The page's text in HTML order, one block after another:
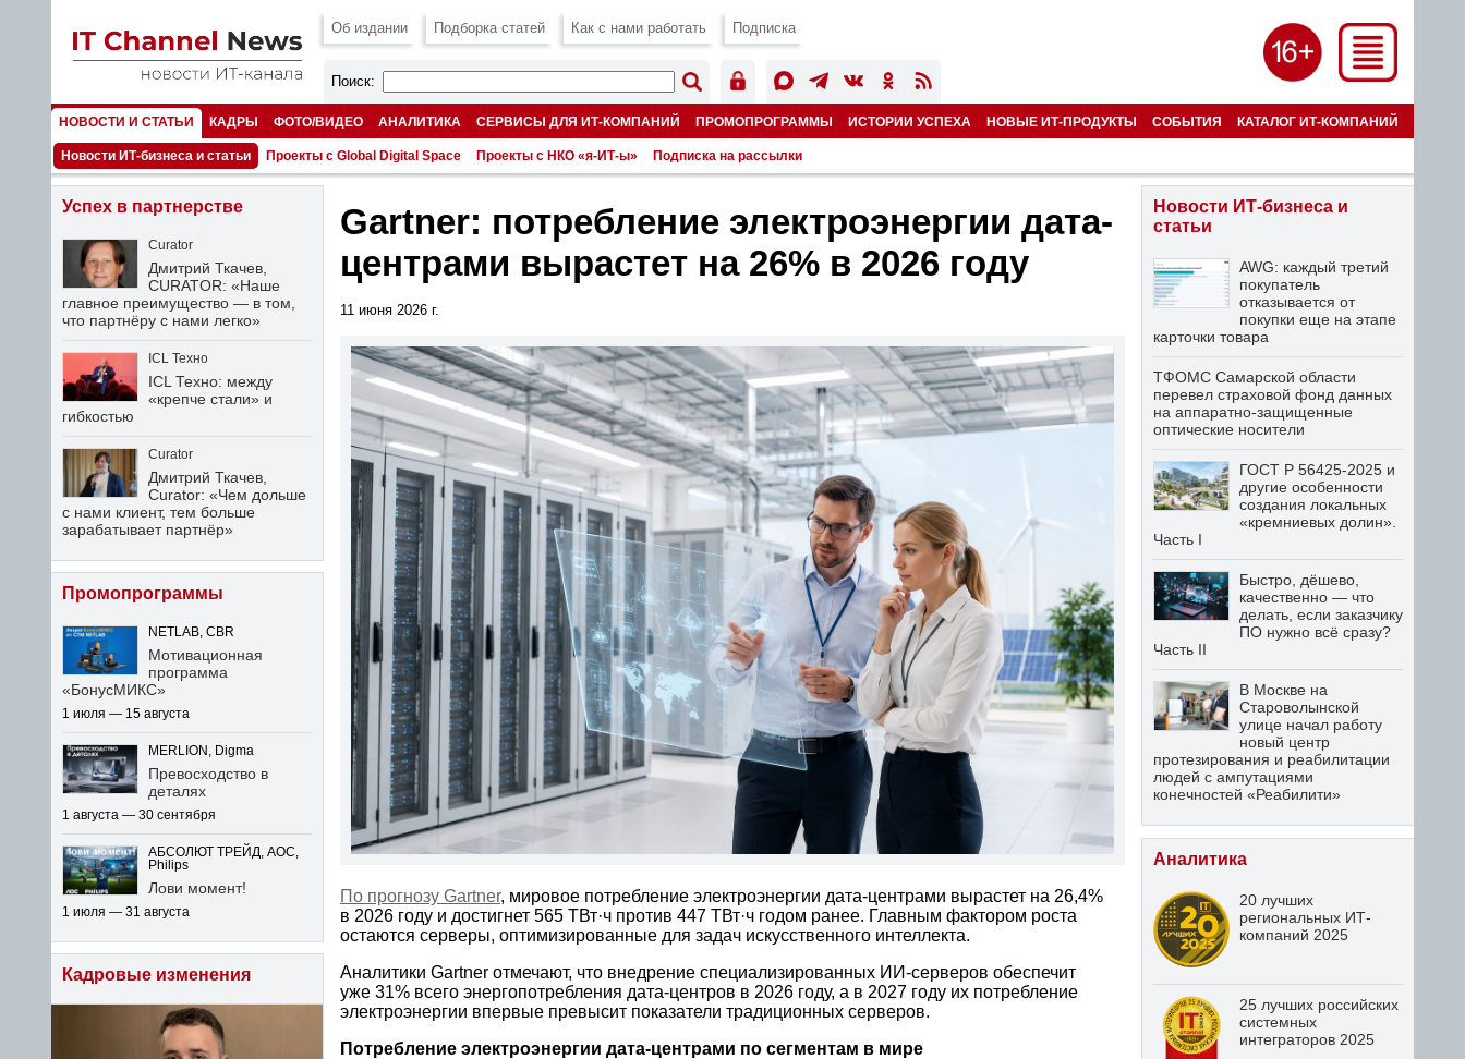
Об издании Подборка статей Как с нами работать Подписка
Поиск:
НОВОСТИ И СТАТЬИ КАДРЫ ФОТО/ВИДЕО АНАЛИТИКА СЕРВИСЫ ДЛЯ ИТ-КОМПАНИЙ ПРОМОПРОГРАММЫ ИСТОРИИ УСПЕХА НОВЫЕ ИТ-ПРОДУКТЫ СОБЫТИЯ КАТАЛОГ ИТ-КОМПАНИЙ
НОМЕРА
Новости ИТ-бизнеса и статьи Проекты с Global Digital Space Проекты с НКО «я-ИТ-ы» Подписка на рассылки
Gartner: потребление электроэнергии дата-
центрами вырастет на 26% в 2026 году
11 июня 2026 г.
По прогнозу Gartner, мировое потребление электроэнергии дата-центрами вырастет на 26,4%
в 2026 году и достигнет 565 ТВт·ч против 447 ТВт·ч годом ранее. Главным фактором роста
остаются серверы, оптимизированные для задач искусственного интеллекта.
Аналитики Gartner отмечают, что внедрение специализированных ИИ-серверов обеспечит
уже 31% всего энергопотребления дата-центров в 2026 году, а в 2027 году их потребление
электроэнергии впервые превысит показатели традиционных серверов.
Потребление электроэнергии дата-центрами по сегментам в мире
Успех в партнерстве
Curator
Дмитрий Ткачев,
CURATOR: «Наше
главное преимущество — в том,
что партнёру с нами легко»
ICL Техно
ICL Техно: между
«крепче стали» и
гибкостью
Curator
Дмитрий Ткачев,
Curator: «Чем дольше
с нами клиент, тем больше
зарабатывает партнёр»
Промопрограммы
NETLAB, CBR
Мотивационная
программа
«БонусМИКС»
1 июля — 15 августа
MERLION, Digma
Превосходство в
деталях
1 августа — 30 сентября
АБСОЛЮТ ТРЕЙД, AOC,
Philips
Лови момент!
1 июля — 31 августа
Кадровые изменения
Новости ИТ-бизнеса и
статьи
AWG: каждый третий
покупатель
отказывается от
покупки еще на этапе
карточки товара
ТФОМС Самарской области
перевел страховой фонд данных
на аппаратно-защищенные
оптические носители
ГОСТ Р 56425-2025 и
другие особенности
создания локальных
«кремниевых долин».
Часть I
Быстро, дёшево,
качественно — что
делать, если заказчику
ПО нужно всё сразу?
Часть II
В Москве на
Староволынской
улице начал работу
новый центр
протезирования и реабилитации
людей с ампутациями
конечностей «Реабилити»
Аналитика
20 лучших
региональных ИТ-
компаний 2025
25 лучших российских
системных
интеграторов 2025